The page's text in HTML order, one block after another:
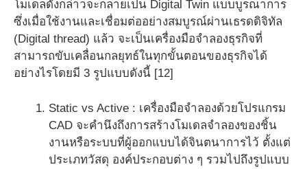
โมเดลดังกล่าวจะกลายเป็น Digital Twin แบบบูรณาการ
ซึ่งเมื่อใช้งานและเชื่อมต่ออย่างสมบูรณ์ผ่านเธรดดิจิทัล
(Digital thread) แล้ว จะเป็นเครื่องมือจำลองธุรกิจที่
สามารถขับเคลื่อนกลยุทธ์ในทุกขั้นตอนของธุรกิจได้
อย่างไรโดยมี 3 รูปแบบดังนี้ [12]
Static vs Active : เครื่องมือจำลองด้วยโปรแกรม
CAD จะคำนึงถึงการสร้างโมเดลจำลองของชิ้น
งานหรือระบบที่ผู้ออกแบบได้จินตนาการไว้ ตั้งแต่
ประเภทวัสดุ องค์ประกอบต่าง ๆ รวมไปถึงรูปแบบ